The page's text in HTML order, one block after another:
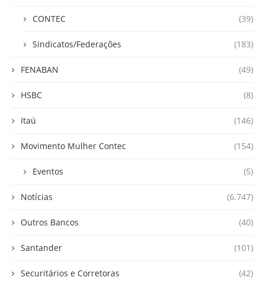
CONTEC (39)
Sindicatos/Federações (183)
FENABAN (49)
HSBC (8)
Itaú (146)
Movimento Mulher Contec (154)
Eventos (5)
Notícias (6.747)
Outros Bancos (40)
Santander (101)
Securitários e Corretoras (42)